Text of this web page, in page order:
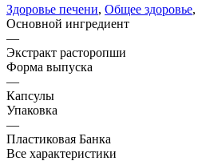
Здоровье печени, Общее здоровье,
Основной ингредиент
—
Экстракт расторопши
Форма выпуска
—
Капсулы
Упаковка
—
Пластиковая Банка
Все характеристики